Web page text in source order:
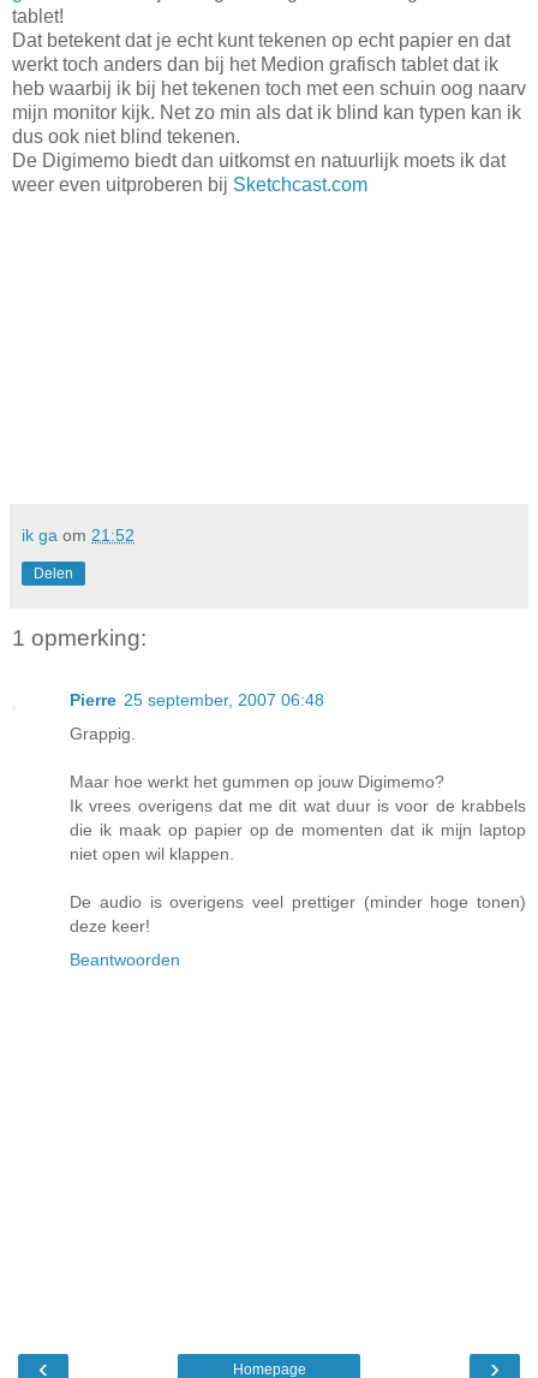
tablet!
Dat betekent dat je echt kunt tekenen op echt papier en dat
werkt toch anders dan bij het Medion grafisch tablet dat ik
heb waarbij ik bij het tekenen toch met een schuin oog naarv
mijn monitor kijk. Net zo min als dat ik blind kan typen kan ik
dus ook niet blind tekenen.
De Digimemo biedt dan uitkomst en natuurlijk moets ik dat
weer even uitproberen bij Sketchcast.com
ik ga om 21:52
Delen
1 opmerking:
Pierre 25 september, 2007 06:48
Grappig.
Maar hoe werkt het gummen op jouw Digimemo?
Ik vrees overigens dat me dit wat duur is voor de krabbels
die ik maak op papier op de momenten dat ik mijn laptop
niet open wil klappen.
De audio is overigens veel prettiger (minder hoge tonen)
deze keer!
Beantwoorden
‹ ›
Homepage